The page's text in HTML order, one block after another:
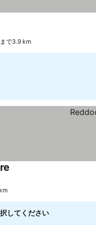
で3.9 km
してください